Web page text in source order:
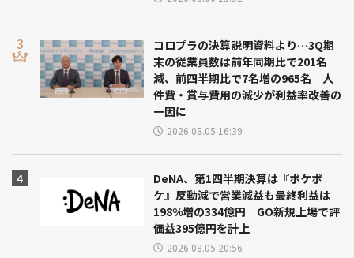
コロプラの決算説明資料より…3Q期
末の従業員数は前年同期比で201名
減、前四半期比で7名増の965名 人
件費・賞与費用の減少が利益率改善の
一因に
2026.08.05 16:39
DeNA、第1四半期決算は『ポケポ
ケ』反動減で営業減益も最終利益は
198%増の334億円 GO新規上場で評
価益395億円を計上
2026.08.05 20:56